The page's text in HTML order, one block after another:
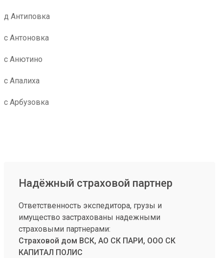
д Антиповка
с Антоновка
с Анютино
с Апалиха
с Арбузовка
Надёжный страховой партнер
Ответственность экспедитора, грузы и
имущество застрахованы надежными
страховыми партнерами:
Страховой дом ВСК, АО СК ПАРИ, ООО СК
КАПИТАЛ ПОЛИС